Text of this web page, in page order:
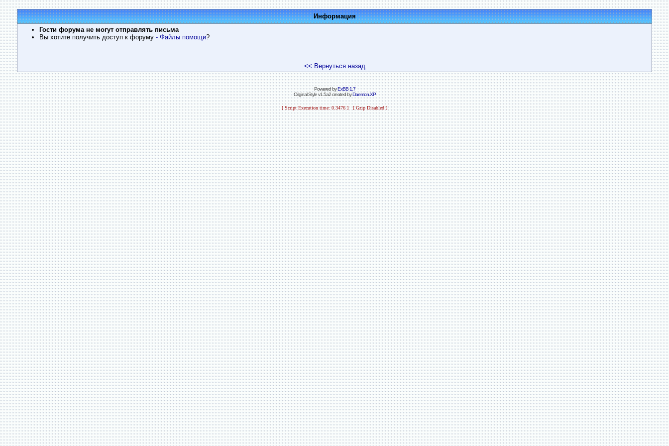
Информация
Гости форума не могут отправлять письма
Вы хотите получить доступ к форуму - Файлы помощи?
<< Вернуться назад
Powered byExBB 1.7
Original Style v1.5a2 created byDaemon.XP
[ Script Execution time: 0.3476 ] [ Gzip Disabled ]